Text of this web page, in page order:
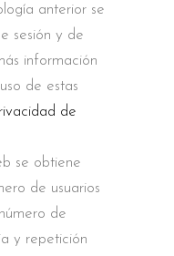
anterior se
sesión y de
información
de estas
de
se obtiene
de usuarios
de
y repetición